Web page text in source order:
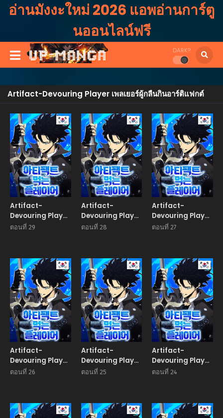
อ่านมังงะใหม่ 2026 แอพอ่านการ์ตู
นออนไลน์ฟรี
DARK?
Artifact-Devouring Player เพลเยอร์ผู้กลืนกินอาร์ติแฟกต์
Manhwa
Artifact-
Devouring Player
เพลเยอร์ผู้กลืนกิน
ตอนที่ 29
Manhwa
Artifact-
Devouring Player
เพลเยอร์ผู้กลืนกิน
ตอนที่ 28
Artifact-
Devouring Player
เพลเยอร์ผู้กลืนกิน
ตอนที่ 27
Manhwa
Artifact-
Devouring Player
เพลเยอร์ผู้กลืนกิน
ตอนที่ 26
Manhwa
Artifact-
Devouring Player
เพลเยอร์ผู้กลืนกิน
ตอนที่ 25
Artifact-
Devouring Player
เพลเยอร์ผู้กลืนกิน
ตอนที่ 24
Manhwa Manhwa